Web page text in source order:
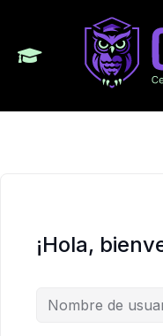
¡Hola,